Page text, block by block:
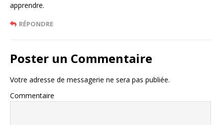
apprendre.
RÉPONDRE
Poster un Commentaire
Votre adresse de messagerie ne sera pas publiée.
Commentaire